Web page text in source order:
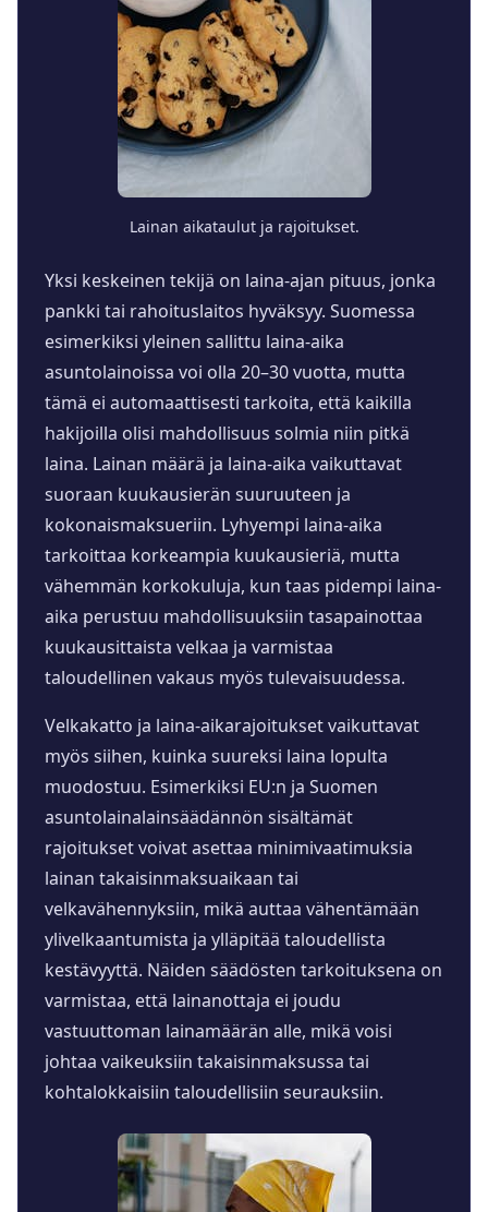
Lainan aikataulut ja rajoitukset.
Yksi keskeinen tekijä on laina-ajan pituus, jonka
pankki tai rahoituslaitos hyväksyy. Suomessa
esimerkiksi yleinen sallittu laina-aika
asuntolainoissa voi olla 20–30 vuotta, mutta
tämä ei automaattisesti tarkoita, että kaikilla
hakijoilla olisi mahdollisuus solmia niin pitkä
laina. Lainan määrä ja laina-aika vaikuttavat
suoraan kuukausierän suuruuteen ja
kokonaismaksueriin. Lyhyempi laina-aika
tarkoittaa korkeampia kuukausieriä, mutta
vähemmän korkokuluja, kun taas pidempi laina-
aika perustuu mahdollisuuksiin tasapainottaa
kuukausittaista velkaa ja varmistaa
taloudellinen vakaus myös tulevaisuudessa.
Velkakatto ja laina-aikarajoitukset vaikuttavat
myös siihen, kuinka suureksi laina lopulta
muodostuu. Esimerkiksi EU:n ja Suomen
asuntolainalainsäädännön sisältämät
rajoitukset voivat asettaa minimivaatimuksia
lainan takaisinmaksuaikaan tai
velkavähennyksiin, mikä auttaa vähentämään
ylivelkaantumista ja ylläpitää taloudellista
kestävyyttä. Näiden säädösten tarkoituksena on
varmistaa, että lainanottaja ei joudu
vastuuttoman lainamäärän alle, mikä voisi
johtaa vaikeuksiin takaisinmaksussa tai
kohtalokkaisiin taloudellisiin seurauksiin.